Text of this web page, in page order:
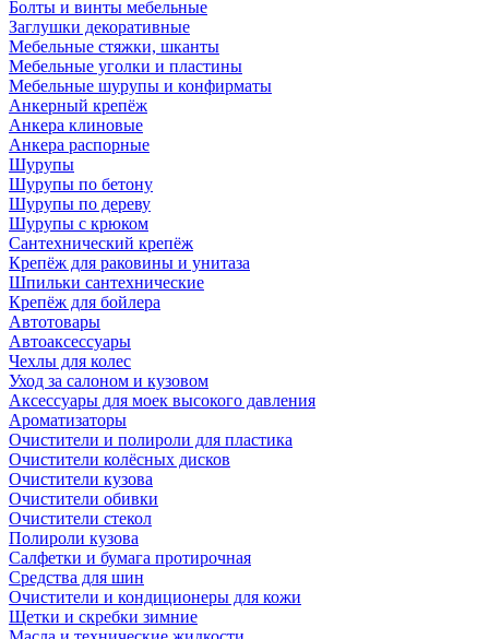
Болты и винты мебельные
Заглушки декоративные
Мебельные стяжки, шканты
Мебельные уголки и пластины
Мебельные шурупы и конфирматы
Анкерный крепёж
Анкера клиновые
Анкера распорные
Шурупы
Шурупы по бетону
Шурупы по дереву
Шурупы с крюком
Сантехнический крепёж
Крепёж для раковины и унитаза
Шпильки сантехнические
Крепёж для бойлера
Автотовары
Автоаксессуары
Чехлы для колес
Уход за салоном и кузовом
Аксессуары для моек высокого давления
Ароматизаторы
Очистители и полироли для пластика
Очистители колёсных дисков
Очистители кузова
Очистители обивки
Очистители стекол
Полироли кузова
Салфетки и бумага протирочная
Средства для шин
Очистители и кондиционеры для кожи
Щетки и скребки зимние